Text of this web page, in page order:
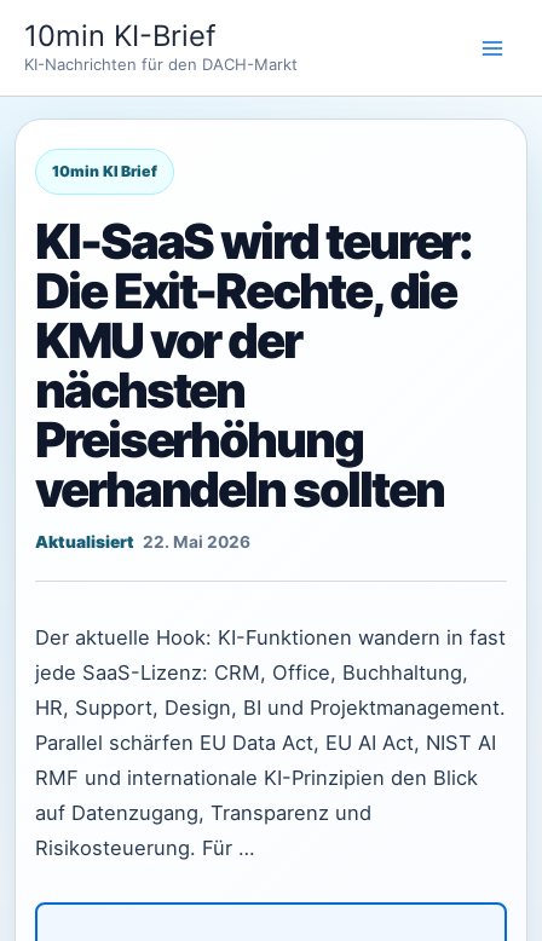
Inhalt
springen
10min KI-Brief
KI-Nachrichten für den DACH-Markt
KI-SaaS wird teurer:
Die Exit-Rechte, die
KMU vor der
nächsten
Preiserhöhung
verhandeln sollten
22. Mai 2026
Der aktuelle Hook: KI-Funktionen wandern in fast
jede SaaS-Lizenz: CRM, Office, Buchhaltung,
HR, Support, Design, BI und Projektmanagement.
Parallel schärfen EU Data Act, EU AI Act, NIST AI
RMF und internationale KI-Prinzipien den Blick
auf Datenzugang, Transparenz und
Risikosteuerung. Für …